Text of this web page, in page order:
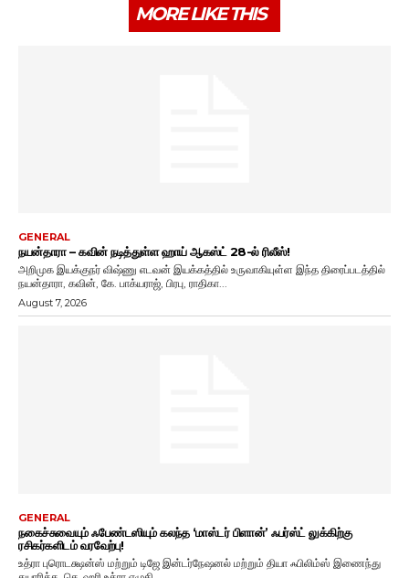
MORE LIKE THIS
GENERAL
நயன்தாரா – கவின் நடித்துள்ள ஹாய் ஆகஸ்ட் 28-ல் ரிலீஸ்!
அறிமுக இயக்குநர் விஷ்ணு எடவன் இயக்கத்தில் உருவாகியுள்ள இந்த திரைப்படத்தில்
நயன்தாரா, கவின், கே. பாக்யராஜ், பிரபு, ராதிகா...
August 7, 2026
GENERAL
நகைச்சுவையும் ஃபேண்டஸியும் கலந்த ‘மாஸ்டர் பிளான்’ ஃபர்ஸ்ட் லுக்கிற்கு
ரசிகர்களிடம் வரவேற்பு!
உத்ரா புரொடக்ஷன்ஸ் மற்றும் டிஜே இன்டர்நேஷனல் மற்றும் தியா ஃபிலிம்ஸ் இணைந்து